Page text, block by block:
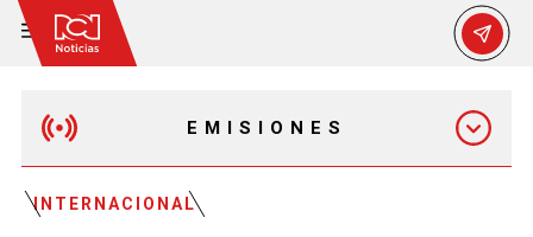
EMISIONES
INTERNACIONAL